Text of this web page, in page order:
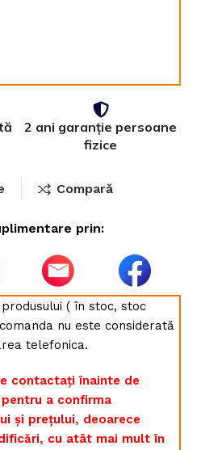
2 ani garanție persoane
fizice
Compară
prin:
( în stoc, stoc
nu este considerată
telefonica.
contactați înainte de
a confirma
și prețului, deoarece
cu atât mai mult în